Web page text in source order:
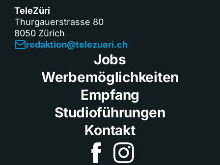
TeleZüri
Thurgauerstrasse 80
8050 Zürich
redaktion@telezueri.ch
Jobs
Werbemöglichkeiten
Empfang
Studioführungen
Kontakt